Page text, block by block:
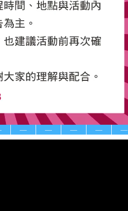
— — — — —